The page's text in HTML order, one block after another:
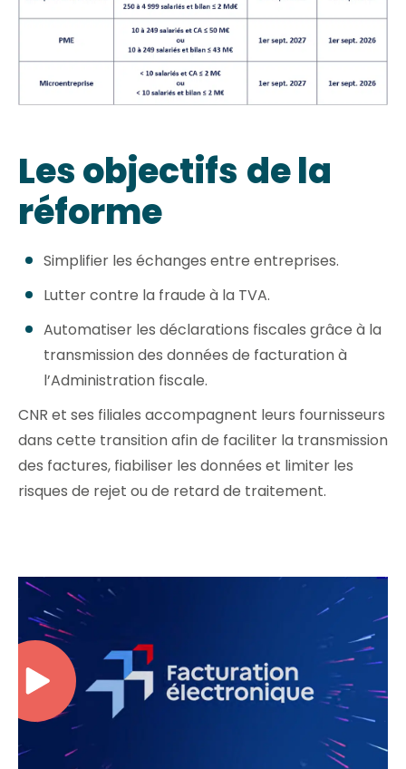
Les objectifs de la
réforme
Simplifier les échanges entre entreprises.
Lutter contre la fraude à la TVA.
Automatiser les déclarations fiscales grâce à la
transmission des données de facturation à
l’Administration fiscale.
CNR et ses filiales accompagnent leurs fournisseurs
dans cette transition afin de faciliter la transmission
des factures, fiabiliser les données et limiter les
risques de rejet ou de retard de traitement.